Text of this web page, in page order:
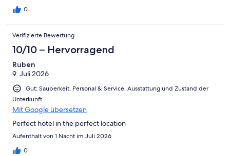
0
Verifizierte Bewertung
10/10 – Hervorragend
Ruben
9. Juli 2026
Gut: Sauberkeit, Personal & Service, Ausstattung und Zustand der
Unterkunft
Mit Google übersetzen
Perfect hotel in the perfect location
Aufenthalt von 1 Nacht im Juli 2026
0